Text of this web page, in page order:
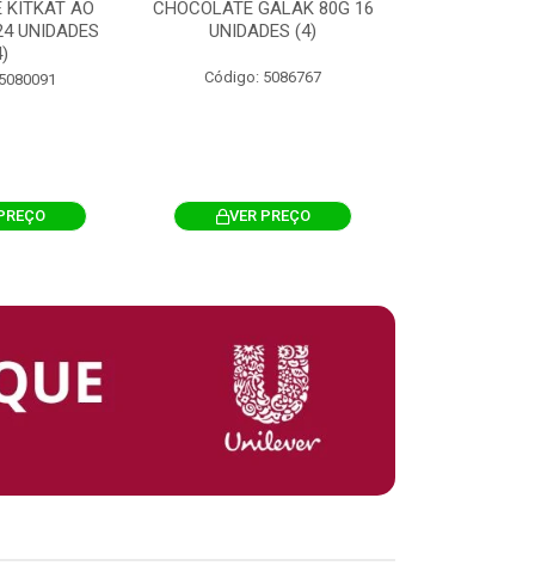
KITKAT AO
UNIDADES
CHOCOLATE GALAK 80G 16
UNIDADES (4)
Código: 5086767
VER PREÇO